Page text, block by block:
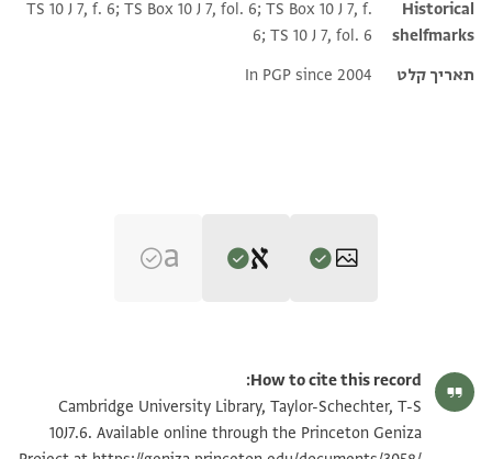
Historical
shelfmarks
TS 10 J 7, f. 6; TS Box 10 J 7, fol. 6; TS Box 10 J 7, f.
6; TS 10 J 7, fol. 6
תאריך קלט
In PGP since 2004
S. D. Goitein's unpublished edition (1950–85).
First text block
הדא פצל פי כתובה אבנה אלשיך אבו אלסרור אלטביב
T-S 10J7.6 1v
T-S 10J7.6 2r
How to cite this record:
Cambridge University Library, Taylor-Schechter, T-S
10J7.6. Available online through the Princeton Geniza